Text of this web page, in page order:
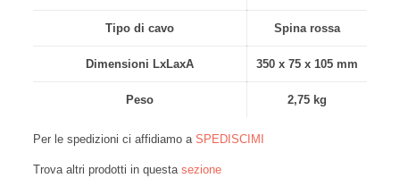
Tipo di cavo Spina rossa
Dimensioni LxLaxA 350 x 75 x 105 mm
Peso 2,75 kg
Per le spedizioni ci affidiamo a SPEDISCIMI
Trova altri prodotti in questa sezione